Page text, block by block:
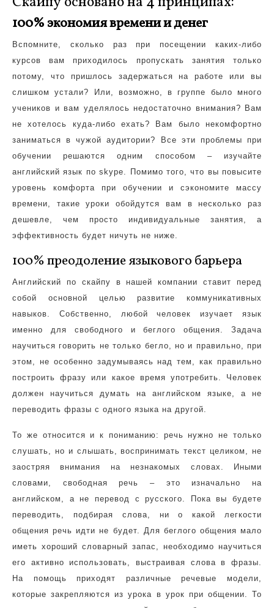
100% экономия времени и денег
Вспомните, сколько раз при посещении каких-либо
курсов вам приходилось пропускать занятия только
потому, что пришлось задержаться на работе или вы
слишком устали? Или, возможно, в группе было много
учеников и вам уделялось недостаточно внимания? Вам
не хотелось куда-либо ехать? Вам было некомфортно
заниматься в чужой аудитории? Все эти проблемы при
обучении решаются одним способом – изучайте
английский язык по skype. Помимо того, что вы повысите
уровень комфорта при обучении и сэкономите массу
времени, такие уроки обойдутся вам в несколько раз
дешевле, чем просто индивидуальные занятия, а
эффективность будет ничуть не ниже.
100% преодоление языкового барьера
Английский по скайпу в нашей компании ставит перед
собой основной целью развитие коммуникативных
навыков. Собственно, любой человек изучает язык
именно для свободного и беглого общения. Задача
научиться говорить не только бегло, но и правильно, при
этом, не особенно задумываясь над тем, как правильно
построить фразу или какое время употребить. Человек
должен научиться думать на английском языке, а не
переводить фразы с одного языка на другой.
То же относится и к пониманию: речь нужно не только
слушать, но и слышать, воспринимать текст целиком, не
заостряя внимания на незнакомых словах. Иными
словами, свободная речь – это изначально на
английском, а не перевод с русского. Пока вы будете
переводить, подбирая слова, ни о какой легкости
общения речь идти не будет. Для беглого общения мало
иметь хороший словарный запас, необходимо научиться
его активно использовать, выстраивая слова в фразы.
На помощь приходят различные речевые модели,
которые закрепляются из урока в урок при общении. То